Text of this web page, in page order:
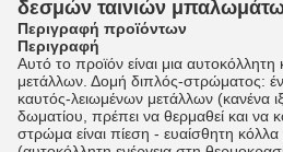
δεσμών ταινιών
Περιγραφή προϊόντων
Περιγραφή
Αυτό το προϊόν είναι μια αυτοκόλλητη
μετάλλων. Δομή διπλός-στρώματος:
καυτός-λειωμένων μετάλλων (κανένα
δωματίου, πρέπει να θερμαθεί και να
στρώμα είναι πίεση - ευαίσθητη